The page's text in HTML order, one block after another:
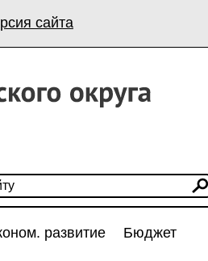
сайта
развитие
Бюджет